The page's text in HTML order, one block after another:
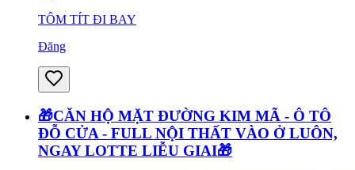
TÔM TÍT ĐI BAY
Đăng
🎁CĂN HỘ MẶT ĐƯỜNG KIM MÃ - Ô TÔ
ĐỖ CỬA - FULL NỘI THẤT VÀO Ở LUÔN,
NGAY LOTTE LIỄU GIAI🎁